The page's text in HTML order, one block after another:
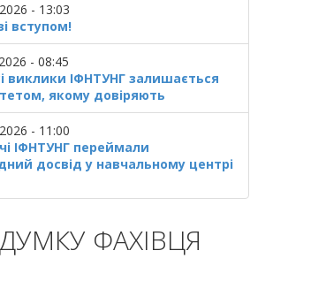
- 13:03
вступом!
- 08:45
виклики ІФНТУНГ залишається
якому довіряють
- 11:00
ІФНТУНГ переймали
досвід у навчальному центрі
ФАХІВЦЯ